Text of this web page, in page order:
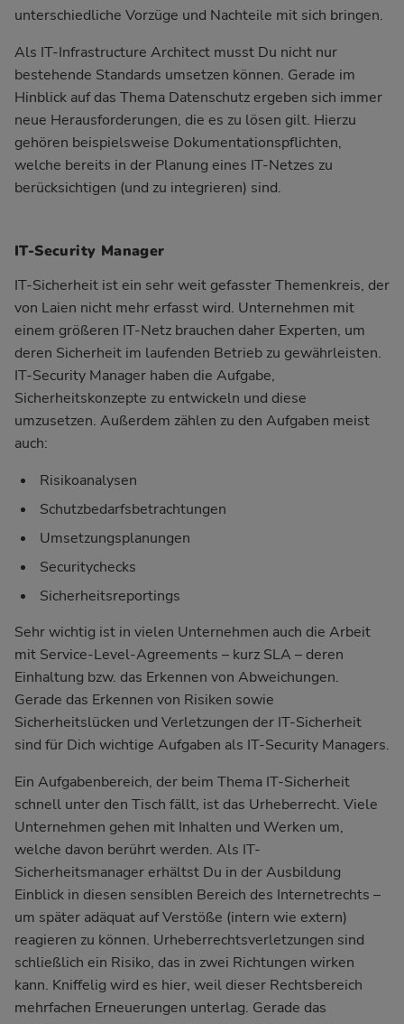
unterschiedliche Vorzüge und Nachteile mit sich bringen.
Als IT-Infrastructure Architect musst Du nicht nur
bestehende Standards umsetzen können. Gerade im
Hinblick auf das Thema Datenschutz ergeben sich immer
neue Herausforderungen, die es zu lösen gilt. Hierzu
gehören beispielsweise Dokumentationspflichten,
welche bereits in der Planung eines IT-Netzes zu
berücksichtigen (und zu integrieren) sind.
IT-Security Manager
IT-Sicherheit ist ein sehr weit gefasster Themenkreis, der
von Laien nicht mehr erfasst wird. Unternehmen mit
einem größeren IT-Netz brauchen daher Experten, um
deren Sicherheit im laufenden Betrieb zu gewährleisten.
IT-Security Manager haben die Aufgabe,
Sicherheitskonzepte zu entwickeln und diese
umzusetzen. Außerdem zählen zu den Aufgaben meist
auch:
Risikoanalysen
Schutzbedarfsbetrachtungen
Umsetzungsplanungen
Securitychecks
Sicherheitsreportings
Sehr wichtig ist in vielen Unternehmen auch die Arbeit
mit Service-Level-Agreements – kurz SLA – deren
Einhaltung bzw. das Erkennen von Abweichungen.
Gerade das Erkennen von Risiken sowie
Sicherheitslücken und Verletzungen der IT-Sicherheit
sind für Dich wichtige Aufgaben als IT-Security Managers.
Ein Aufgabenbereich, der beim Thema IT-Sicherheit
schnell unter den Tisch fällt, ist das Urheberrecht. Viele
Unternehmen gehen mit Inhalten und Werken um,
welche davon berührt werden. Als IT-
Sicherheitsmanager erhältst Du in der Ausbildung
Einblick in diesen sensiblen Bereich des Internetrechts –
um später adäquat auf Verstöße (intern wie extern)
reagieren zu können. Urheberrechtsverletzungen sind
schließlich ein Risiko, das in zwei Richtungen wirken
kann. Kniffelig wird es hier, weil dieser Rechtsbereich
mehrfachen Erneuerungen unterlag. Gerade das